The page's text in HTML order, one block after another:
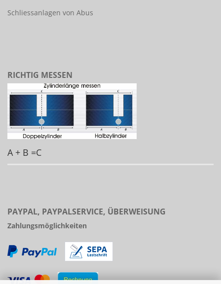
Schliessanlagen von Abus
RICHTIG MESSEN
A + B =C
PAYPAL, PAYPALSERVICE, ÜBERWEISUNG
Zahlungsmöglichkeiten